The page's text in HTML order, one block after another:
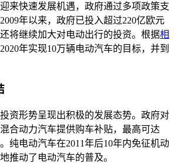
来快速发展机遇，政府通过多项政策支
年以来，政府已投入超过220亿欧元
将继续加大对电动出行的投资。根据相
年实现10万辆电动汽车的目标，并到
资形势呈现出积极的发展态势。政府对
合动力汽车提供购车补贴，最高可达
纯电动汽车在2011年后10年内免征机动
推动了电动汽车的普及。